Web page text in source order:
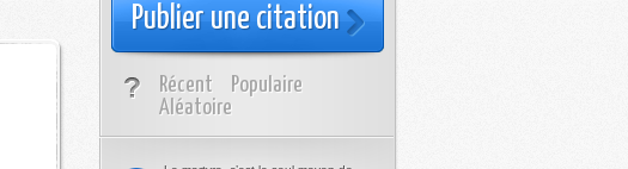
Publier une citation
Récent
Populaire
Aléatoire